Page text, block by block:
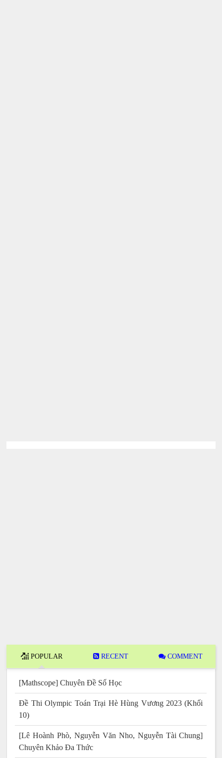
POPULAR RECENT COMMENT
[Mathscope] Chuyên Đề Số Học
Đề Thi Olympic Toán Trại Hè Hùng Vương 2023 (Khối
10)
[Lê Hoành Phò, Nguyễn Văn Nho, Nguyễn Tài Chung]
Chuyên Khảo Đa Thức